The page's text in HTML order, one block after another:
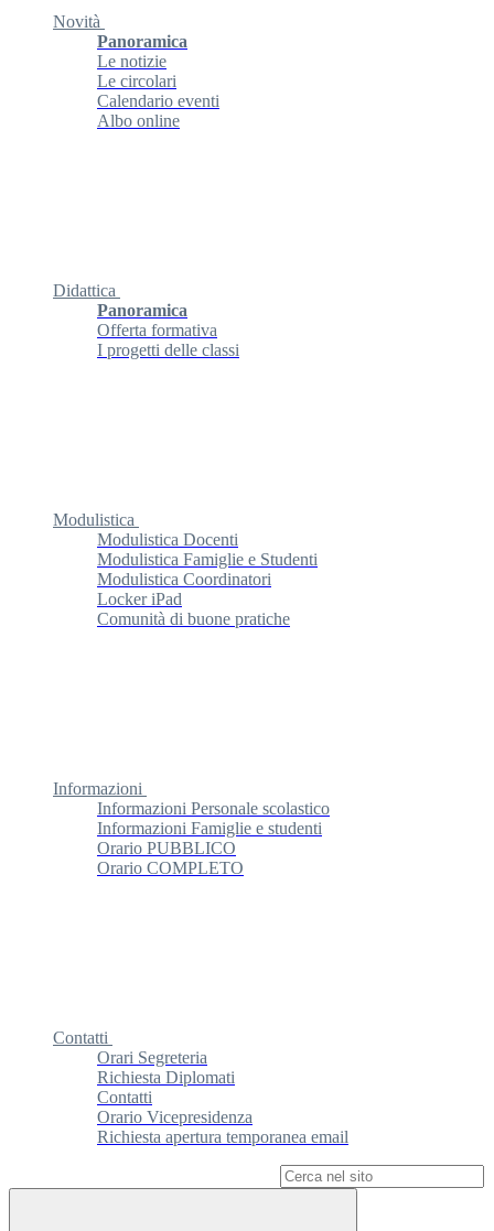
Novità
Panoramica
Le notizie
Le circolari
Calendario eventi
Albo online
Didattica
Panoramica
Offerta formativa
I progetti delle classi
Modulistica
Modulistica Docenti
Modulistica Famiglie e Studenti
Modulistica Coordinatori
Locker iPad
Comunità di buone pratiche
Informazioni
Informazioni Personale scolastico
Informazioni Famiglie e studenti
Orario PUBBLICO
Orario COMPLETO
Contatti
Orari Segreteria
Richiesta Diplomati
Contatti
Orario Vicepresidenza
Richiesta apertura temporanea email